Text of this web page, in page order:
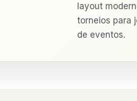
layout
torneios para
de eventos.